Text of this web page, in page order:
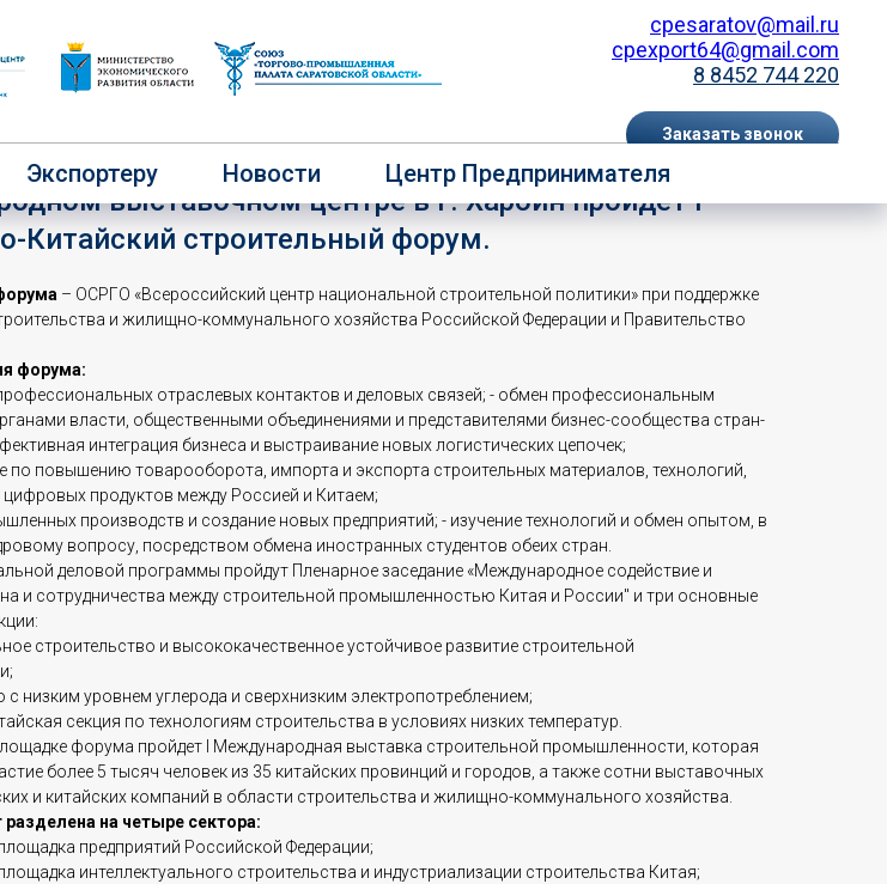
cpesaratov@mail.ru
cpexport64@gmail.com
8 8452 744 220
Заказать звонок
EN RU
Экспортеру Новости Центр Предпринимателя
2024 года на юге провинции Хэйлунцзян в
выставочном центре в г. Харбин пройдет I
Китайский строительный форум.
– ОСРГО «Всероссийский центр национальной строительной политики» при поддержке
и жилищно-коммунального хозяйства Российской Федерации и Правительство
форума:
отраслевых контактов и деловых связей; - обмен профессиональным
власти, общественными объединениями и представителями бизнес-сообщества стран-
интеграция бизнеса и выстраивание новых логистических цепочек;
по повышению товарооборота, импорта и экспорта строительных материалов, технологий,
продуктов между Россией и Китаем;
производств и создание новых предприятий; - изучение технологий и обмен опытом, в
вопросу, посредством обмена иностранных студентов обеих стран.
деловой программы пройдут Пленарное заседание «Международное содействие и
и сотрудничества между строительной промышленностью Китая и России" и три основные
строительство и высококачественное устойчивое развитие строительной
с низким уровнем углерода и сверхнизким электропотреблением;
секция по технологиям строительства в условиях низких температур.
форума пройдет I Международная выставка строительной промышленности, которая
более 5 тысяч человек из 35 китайских провинций и городов, а также сотни выставочных
и китайских компаний в области строительства и жилищно-коммунального хозяйства.
разделена на четыре сектора:
предприятий Российской Федерации;
интеллектуального строительства и индустриализации строительства Китая;